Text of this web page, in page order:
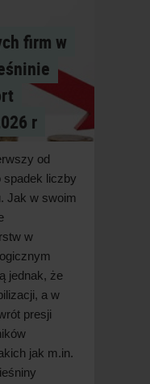
firm w
r
od
spadek liczby
Jak w swoim
w
jednak, że
a w
presji
jak m.in.